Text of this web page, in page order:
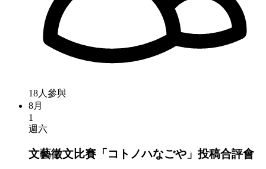
18人參與
8月
1
週六
文藝徵文比賽「コトノハなごや」投稿合評會